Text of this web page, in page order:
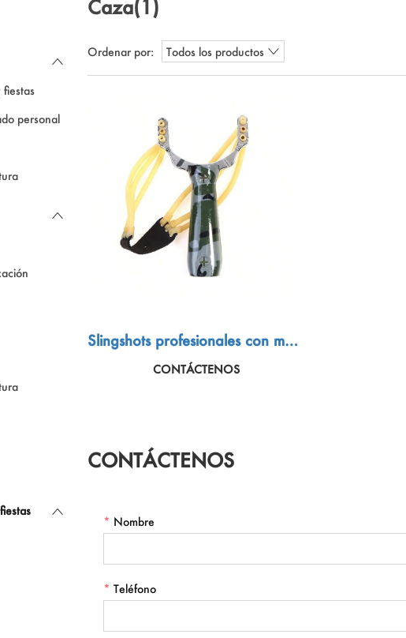
fiestas
personal
Caza(1)
Ordenar por: Todos los productos
Slingshots profesionales con man
go de camuflaje, tiras de tiro al
CONTÁCTENOS
CONTÁCTENOS
* Nombre
* Teléfono